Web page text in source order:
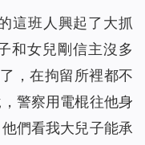
這班人興起了大抓
和女兒剛信主沒多
，在拘留所裡都不
警察用電棍往他身
們看我大兒子能承